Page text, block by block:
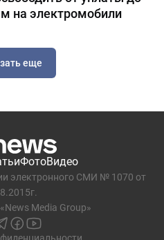
на электромобили
еще
ФотоВидео
электронного СМИ № 1070 от
Media Group»